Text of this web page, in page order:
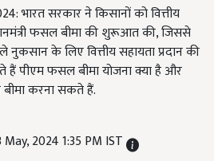
भारत सरकार ने किसानों को वित्तीय
फसल बीमा की शुरूआत की, जिससे
के लिए वित्तीय सहायता प्रदान की
हैं पीएम फसल बीमा योजना क्या है और
करना सकते हैं.
2024 1:35 PM IST